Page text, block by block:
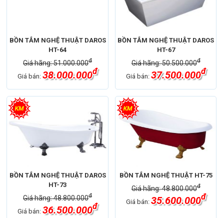
BỒN TẮM NGHỆ THUẬT DAROS
HT-64
Giá hãng: 51.000.000đ
Giá bán:38.000.000đ
BỒN TẮM NGHỆ THUẬT DAROS
HT-67
Giá hãng: 50.500.000đ
Giá bán: 37.500.000đ
BỒN TẮM NGHỆ THUẬT DAROS
HT-73
Giá hãng: 48.800.000đ
Giá bán:36.500.000đ
BỒN TẮM NGHỆ THUẬT HT-75
Giá hãng: 48.800.000đ
Giá bán: 35.600.000đ